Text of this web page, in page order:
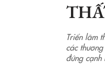
Triển lãm
các
đứng